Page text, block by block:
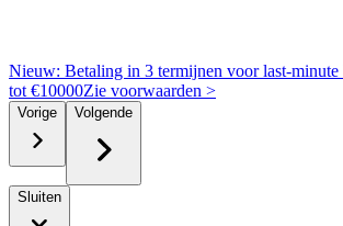
Nieuw: Betaling in 3 termijnen voor last-minute
tot €10000Zie voorwaarden >
Vorige Volgende
Sluiten